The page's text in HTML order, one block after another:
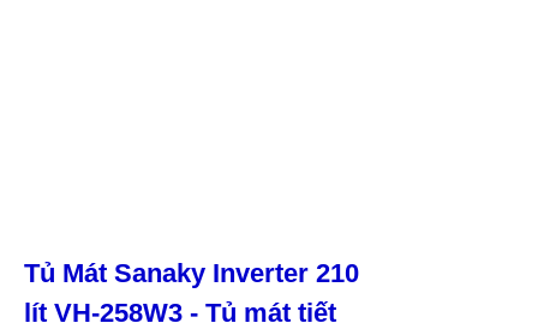
Tủ Mát Sanaky Inverter 210
lít VH-258W3 - Tủ mát tiết